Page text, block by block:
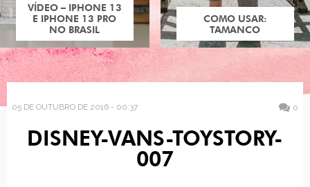
VÍDEO – IPHONE 13
E IPHONE 13 PRO
NO BRASIL
COMO USAR:
TAMANCO
05 DE OUTUBRO DE 2016 - 00:37 0
DISNEY-VANS-TOYSTORY-
007